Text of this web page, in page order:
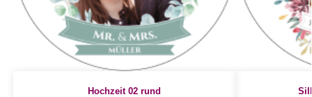
Hochzeit 02 rund